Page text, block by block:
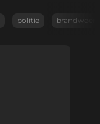
politie brandweer